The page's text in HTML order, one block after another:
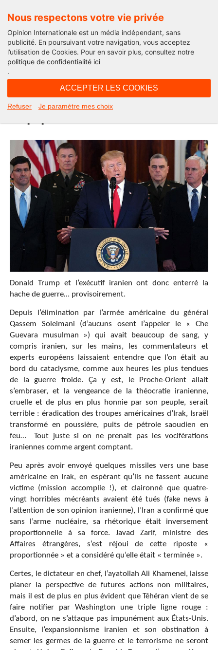
Nous respectons votre vie privée
Opinion Internationale est un média indépendant, sans
publicité. En poursuivant votre navigation, vous acceptez
l’utilisation de Cookies. Pour en savoir plus, consultez notre
politique de confidentialité ici
.
ACCEPTER LES COOKIES
Refuser Je paramètre mes choix
Edito
Et si le régime iranien était un tigre
Donald Trump et l’exécutif iranien ont donc enterré la
hache de guerre… provisoirement.
Depuis l’élimination par l’armée américaine du général
Qassem Soleimani (d’aucuns osent l’appeler le « Che
Guevara musulman ») qui avait beaucoup de sang, y
compris iranien, sur les mains, les commentateurs et
experts européens laissaient entendre que l’on était au
bord du cataclysme, comme aux heures les plus tendues
de la guerre froide. Ça y est, le Proche-Orient allait
s’embraser, et la vengeance de la théocratie iranienne,
cruelle et de plus en plus honnie par son peuple, serait
terrible : éradication des troupes américaines d’Irak, Israël
transformé en poussière, puits de pétrole saoudien en
feu…
Tout juste si on ne prenait pas les vociférations
iraniennes comme argent comptant.
Peu après avoir envoyé quelques missiles vers une base
américaine en Irak, en espérant qu’ils ne fassent aucune
victime (mission accomplie !), et claironné que quatre-
vingt horribles mécréants avaient été tués (fake news à
l’attention de son opinion iranienne), l’Iran a confirmé que
sans l’arme nucléaire, sa rhétorique était inversement
proportionnelle à sa force. Javad Zarif, ministre des
Affaires étrangères, s’est réjoui de cette riposte «
proportionnée » et a considéré qu’elle était « terminée ».
Certes, le dictateur en chef, l’ayatollah Ali Khamenei, laisse
planer la perspective de futures actions non militaires,
mais il est de plus en plus évident que Téhéran vient de se
faire notifier par Washington une triple ligne rouge :
d’abord, on ne s’attaque pas impunément aux États-Unis.
Ensuite, l’expansionnisme iranien et son obstination à
semer les germes de la guerre et le terrorisme ne seront